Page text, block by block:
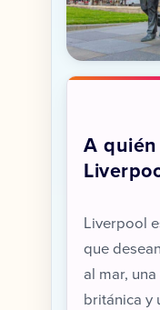
A
Liverpool
que
al mar,
británica y